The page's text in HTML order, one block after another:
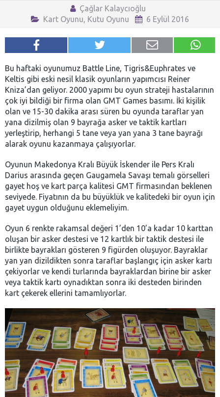
Çağlar Kalaycıoğlu
Kart Oyunu, Kutu Oyunu 6 Eylül 2016
Bu haftaki oyunumuz Battle Line, Tigris&Euphrates ve
Keltis gibi eski nesil klasik oyunların yapımcısı Reiner
Kniza’dan geliyor. 2000 yapımı bu oyun strateji hastalarının
çok iyi bildiği bir firma olan GMT Games basımı. İki kişilik
olan ve 15-30 dakika arası süren bu oyunda taraflar yan
yana dizilmiş olan 9 bayrağa asker ve taktik kartları
yerleştirip, herhangi 5 tane veya yan yana 3 tane bayrağı
alarak oyunu kazanmaya çalışıyorlar.
Oyunun Makedonya Kralı Büyük İskender ile Pers Kralı
Darius arasında geçen Gaugamela Savaşı temalı görselleri
gayet hoş ve kart parça kalitesi GMT firmasından beklenen
seviyede. Fiyatının da bu büyüklük ve kalitedeki bir oyun için
gayet uygun olduğunu eklemeliyim.
Oyun 6 renkte rakamsal değeri 1’den 10’a kadar 10 karttan
oluşan bir asker destesi ve 12 kartlık bir taktik destesi ile
birlikte bayrakları gösteren 9 figürden oluşuyor. Bayraklar
yan yan dizildikten sonra taraflar başlangıç için asker kartı
çekiyorlar ve kendi turlarında bayraklardan birine bir asker
veya taktik kartı oynadıktan sonra iki desteden birinden
kart çekerek ellerini tamamlıyorlar.